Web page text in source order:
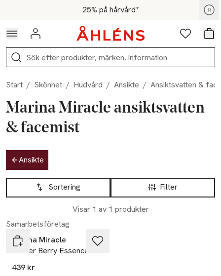
Hoppa till navigationsmenyn25% på hårvård*
För medlemmar - Shoppa nu
Logga in Favoriter
Sök
Start / Skönhet / Hudvård / Ansikte / Ansiktsvatten &
Marina Miracle ansiktsvatten
& facemist
Hoppa till produktsidan
Ansikte
Hoppa till produktsidan
Filter
Sortering
Visar 1 av 1 produkter
Lista över produkter
Samarbetsföretag
Marina Miracle
Flower Berry Essence
439 kr